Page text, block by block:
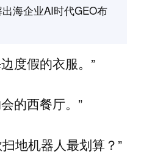
海企业AI时代GEO布
度假的衣服。”
的西餐厅。”
地机器人最划算？”